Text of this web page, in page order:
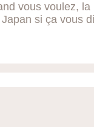
vous voulez,
Japan si ça vous